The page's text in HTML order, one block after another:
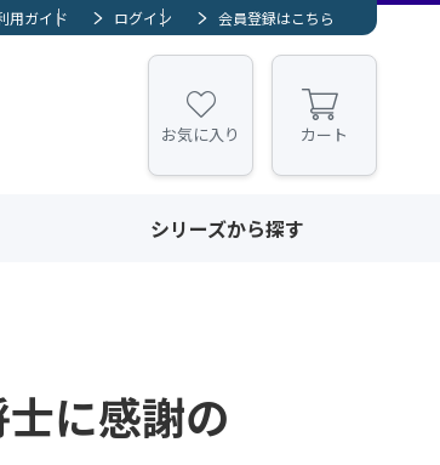
用ガイド ログイン 会員登録はこちら
お気に入り カート
シリーズから探す
に感謝の